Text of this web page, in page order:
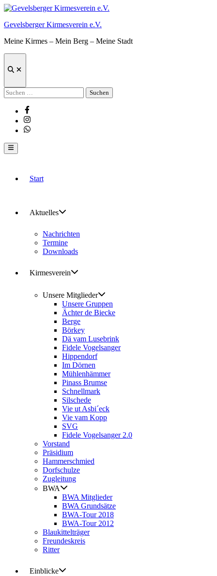
Zum
springen
Gevelsberger Kirmesverein e.V.
Meine Kirmes – Mein Berg – Meine Stadt
Suche
Suchen
nach:
Facebook
Instagram
Whatsapp
Hauptmenü
Start
Aktuelles
Nachrichten
Termine
Downloads
Kirmesverein
Unsere Mitglieder
Unsere Gruppen
Ächter de Biecke
Berge
Börkey
Dä vam Lusebrink
Fidele Vogelsanger
Hippendorf
Im Dörnen
Mühlenhämmer
Pinass Brumse
Schnellmark
Silschede
Vie ut Asbi´eck
Vie vam Kopp
SVG
Fidele Vogelsanger 2.0
Vorstand
Präsidium
Hammerschmied
Dorfschulze
Zugleitung
BWA
BWA Mitglieder
BWA Grundsätze
BWA-Tour 2018
BWA-Tour 2012
Blaukittelträger
Freundeskreis
Ritter
Einblicke